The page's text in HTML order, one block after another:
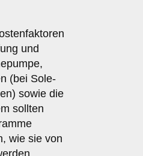
und
(bei Sole-
sowie die
sollten
wie sie von